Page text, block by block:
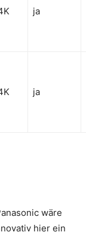
ja
ja
wäre
hier ein